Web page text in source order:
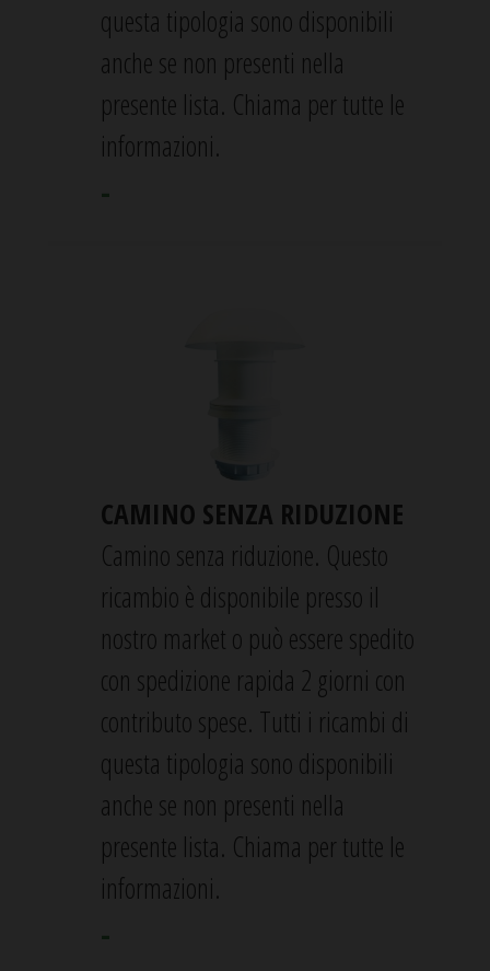
questa tipologia sono disponibili
anche se non presenti nella
presente lista. Chiama per tutte le
informazioni.
-
CAMINO SENZA RIDUZIONE
Camino senza riduzione. Questo
ricambio è disponibile presso il
nostro market o può essere spedito
con spedizione rapida 2 giorni con
contributo spese. Tutti i ricambi di
questa tipologia sono disponibili
anche se non presenti nella
presente lista. Chiama per tutte le
informazioni.
-